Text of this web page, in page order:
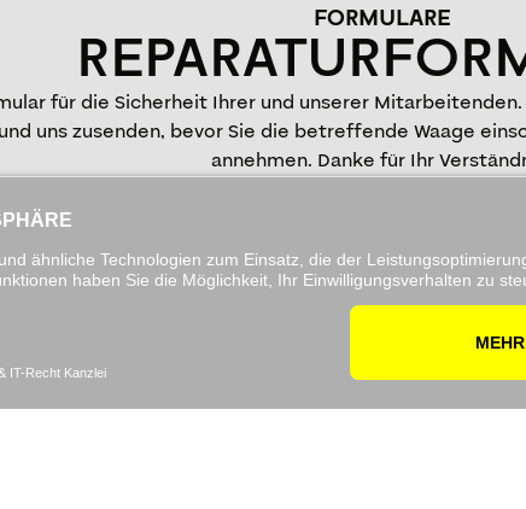
FORMULARE
für die Sicherheit Ihrer und unserer
uns zusenden, bevor Sie die betreffende Waage
annehmen. Danke für Ihr
HERUNTERLADEN